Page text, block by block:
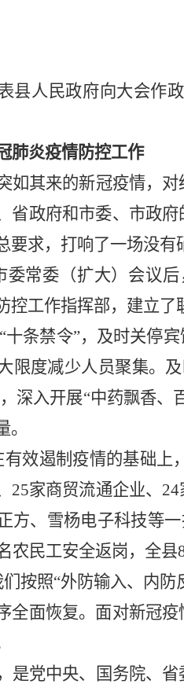
县人民政府向大会作
肺炎疫情防控工作
如其来的新冠疫情，
省政府和市委、市政
要求，打响了一场没
委常委（扩大）会议
控工作指挥部，建立了
“十条禁令”，及时关停
限度减少人员聚集。
深入开展“中药飘香、
有效遏制疫情的基础上
25家商贸流通企业、 24
方、雪杨电子科技等
农民工安全返岗，全县
按照“外防输入、内防
全面恢复。面对新冠
是党中央、国务院、